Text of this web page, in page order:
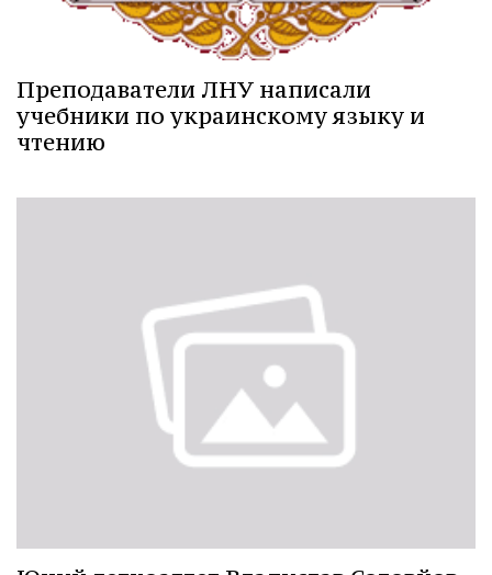
Преподаватели ЛНУ написали
учебники по украинскому языку и
чтению